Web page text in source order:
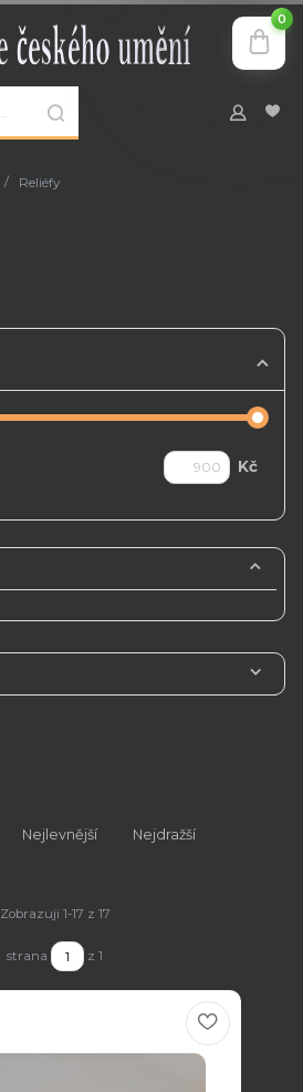
0
Reliéfy
Kč
Nejlevnější Nejdražší
Zobrazuji 1-17 z 17
strana z 1